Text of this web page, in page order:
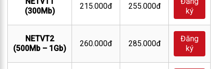
(300Mb)
215.000đ 255.000đ
ký
NETVT2
(500Mb – 1Gb)
260.000đ 285.000đ
Đăng
ký